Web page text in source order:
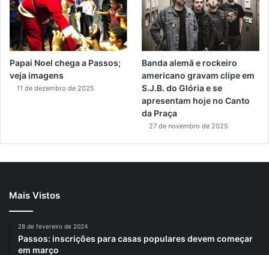
Papai Noel chega a Passos;
veja imagens
11 de dezembro de 2025
Banda alemã e rockeiro
americano gravam clipe em
S.J.B. do Glória e se
apresentam hoje no Canto
da Praça
27 de novembro de 2025
Mais Vistos
28 de fevereiro de 2024
Passos: inscrições para casas populares devem começar
em março